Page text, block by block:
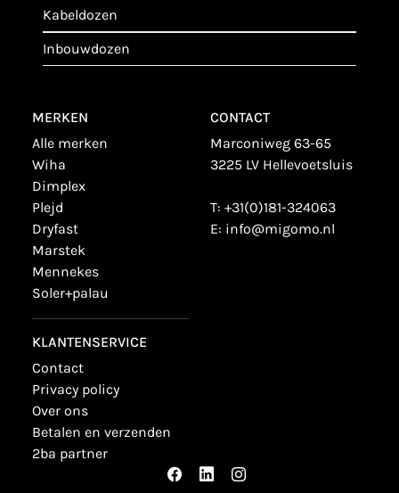
kabeldozen
inbouwdozen
MERKEN
alle merken
wiha
dimplex
plejd
dryfast
marstek
mennekes
soler+palau
KLANTENSERVICE
contact
privacy policy
over ons
betalen en verzenden
2ba partner
CONTACT
Marconiweg 63-65
3225 LV Hellevoetsluis
T: +31(0)181-324063
E: info@migomo.nl